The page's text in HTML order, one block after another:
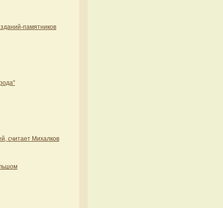
памятников
считает Михалков